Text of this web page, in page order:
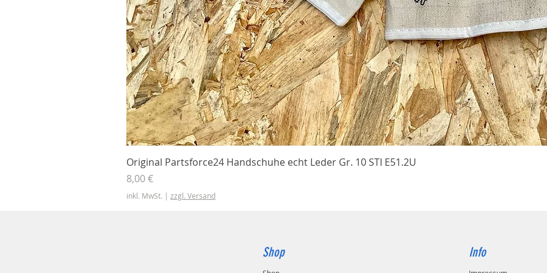
Schnellansicht
Original Partsforce24 Handschuhe echt Leder Gr. 10 STI E51.2U
Preis
8,00 €
inkl. MwSt. | zzgl. Versand
Shop Info